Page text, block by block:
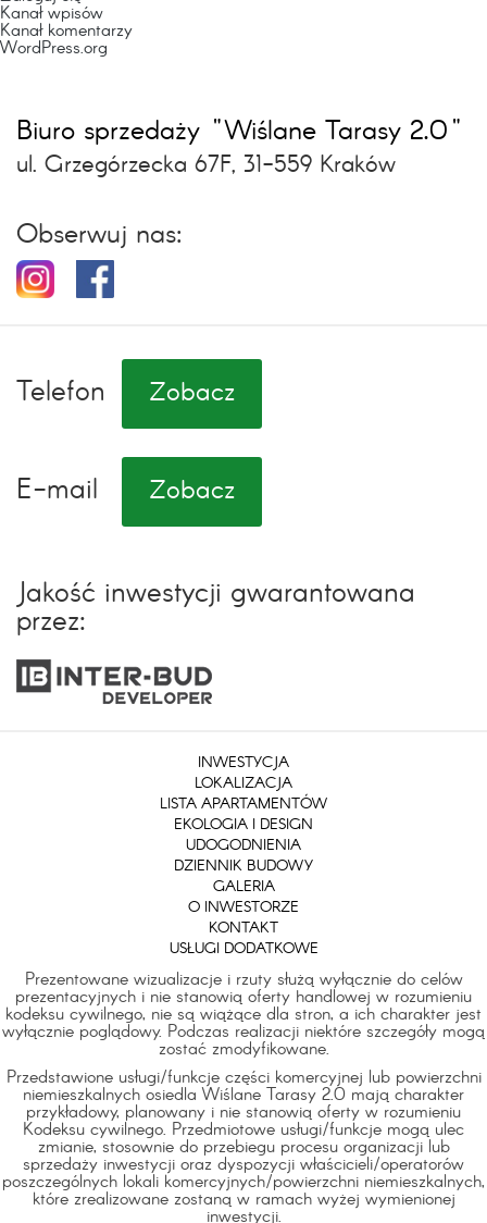
Kanał wpisów
Kanał komentarzy
WordPress.org
Biuro sprzedaży "Wiślane Tarasy 2.0"
ul. Grzegórzecka 67F, 31-559 Kraków
Obserwuj nas:
Telefon Zobacz
E-mail Zobacz
Jakość inwestycji gwarantowana
przez:
INWESTYCJA
LOKALIZACJA
LISTA APARTAMENTÓW
EKOLOGIA I DESIGN
UDOGODNIENIA
DZIENNIK BUDOWY
GALERIA
O INWESTORZE
KONTAKT
USŁUGI DODATKOWE
Prezentowane wizualizacje i rzuty służą wyłącznie do celów
prezentacyjnych i nie stanowią oferty handlowej w rozumieniu
kodeksu cywilnego, nie są wiążące dla stron, a ich charakter jest
wyłącznie poglądowy. Podczas realizacji niektóre szczegóły mogą
zostać zmodyfikowane.
Przedstawione usługi/funkcje części komercyjnej lub powierzchni
niemieszkalnych osiedla Wiślane Tarasy 2.0 mają charakter
przykładowy, planowany i nie stanowią oferty w rozumieniu
Kodeksu cywilnego. Przedmiotowe usługi/funkcje mogą ulec
zmianie, stosownie do przebiegu procesu organizacji lub
sprzedaży inwestycji oraz dyspozycji właścicieli/operatorów
poszczególnych lokali komercyjnych/powierzchni niemieszkalnych,
które zrealizowane zostaną w ramach wyżej wymienionej
inwestycji.